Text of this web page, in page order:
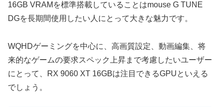
16GB VRAMを標準搭載していることはmouse G TUNE
DGを長期間使用したい人にとって大きな魅力です。
WQHDゲーミングを中心に、高画質設定、動画編集、将
来的なゲームの要求スペック上昇まで考慮したいユーザー
にとって、RX 9060 XT 16GBは注目できるGPUといえる
でしょう。